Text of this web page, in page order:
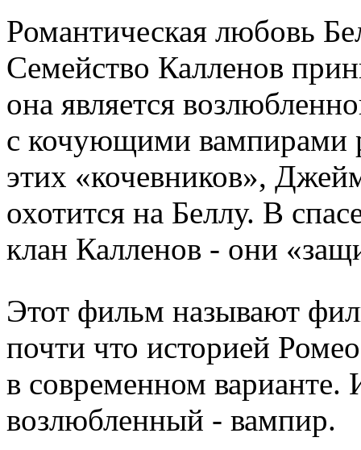
Романтическая любовь
Семейство Калленов
она является
с кочующими вампирами
этих «кочевников»,
охотится на Беллу. В
клан Калленов - они
Этот фильм называют
почти что историей
в современном
возлюбленный - вампир.